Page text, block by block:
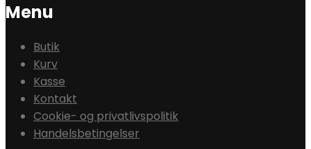
Menu
Butik
Kurv
Kasse
Kontakt
Cookie- og privatlivspolitik
Handelsbetingelser